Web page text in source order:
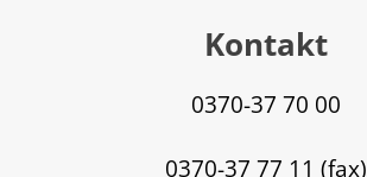
Kontakt
0370-37 70 00
0370-37 77 11 (fax)